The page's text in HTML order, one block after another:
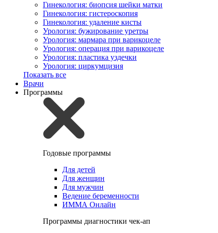
Гинекология: биопсия шейки матки
Гинекология: гистероскопия
Гинекология: удаление кисты
Урология: бужирование уретры
Урология: мармара при варикоцеле
Урология: операция при варикоцеле
Урология: пластика уздечки
Урология: циркумцизия
Показать все
Врачи
Программы
Годовые программы
Для детей
Для женщин
Для мужчин
Ведение беременности
ИММА Онлайн
Программы диагностики чек-ап